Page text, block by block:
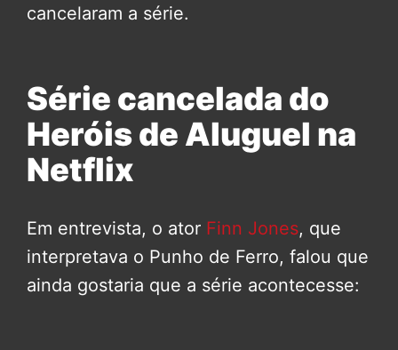
cancelaram a série.
Série cancelada do
Heróis de Aluguel na
Netflix
Em entrevista, o ator Finn Jones, que
interpretava o Punho de Ferro, falou que
ainda gostaria que a série acontecesse: